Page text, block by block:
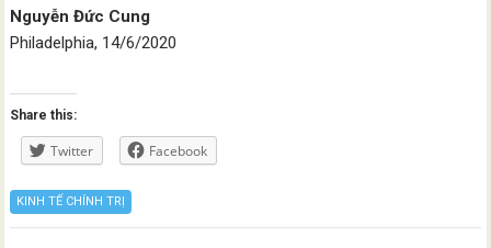
Nguyễn Đức Cung
Philadelphia, 14/6/2020
Share this:
Twitter Facebook
KINH TẾ CHÍNH TRỊ